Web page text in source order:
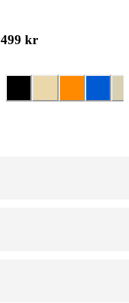
499 kr